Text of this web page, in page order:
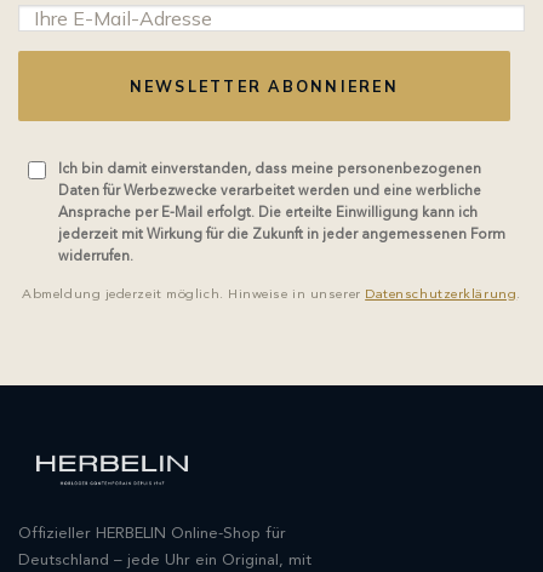
NEWSLETTER ABONNIEREN
Ich bin damit einverstanden, dass meine personenbezogenen
Daten für Werbezwecke verarbeitet werden und eine werbliche
Ansprache per E-Mail erfolgt. Die erteilte Einwilligung kann ich
jederzeit mit Wirkung für die Zukunft in jeder angemessenen Form
widerrufen.
Abmeldung jederzeit möglich. Hinweise in unserer Datenschutzerklärung.
Offizieller HERBELIN Online-Shop für
Deutschland – jede Uhr ein Original, mit